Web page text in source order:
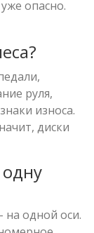
опасно.
руля,
износа.
диски
на одной оси.